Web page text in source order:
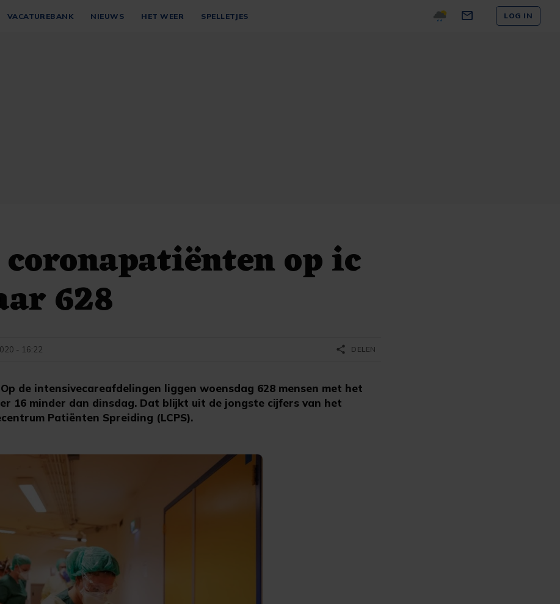
VACATUREBANK NIEUWS HET WEER SPELLETJES LOG IN
op ic
628
Op de intensivecareafdelingen liggen woensdag 628 mensen met het
16 minder dan dinsdag. Dat blijkt uit de jongste cijfers van het
Patiënten Spreiding (LCPS).
- 16:22 share DELEN